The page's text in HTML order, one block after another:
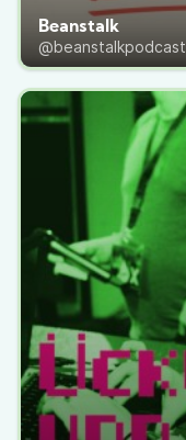
Beanstalk
@beanstalkpodcast